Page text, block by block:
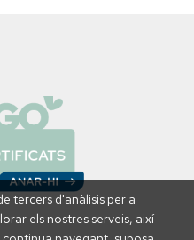
tercers d'anàlisis per a
els nostres serveis, així